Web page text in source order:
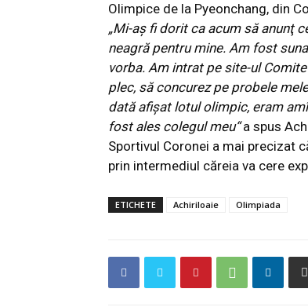
Olimpice de la Pyeonchang, din
„Mi-aş fi dorit ca acum să anunţ
neagră pentru mine. Am fost
vorba. Am intrat pe site-ul
plec, să concurez pe probele
dată afişat lotul olimpic, eram
fost ales colegul meu“a spus
Sportivul Coronei a mai precizat
prin intermediul căreia va cere
ETICHETE Achiriloaie Olimpiada